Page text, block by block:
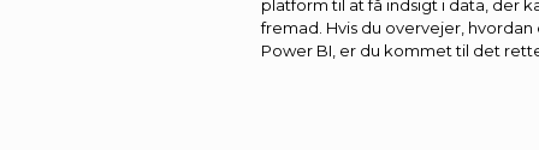
platform til at få indsigt i data, der
fremad. Hvis du overvejer,
Power BI, er du kommet til det